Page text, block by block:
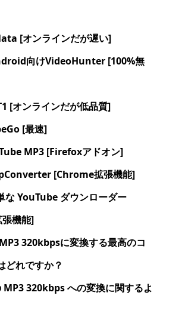
[オンラインだが遅い]
向けVideoHunter [100%無
[オンラインだが低品質]
[最速]
MP3 [Firefoxアドオン]
[Chrome拡張機能]
な YouTube ダウンローダー
機能]
320kbpsに変換する最高のコ
どれですか？
320kbps への変換に関するよ